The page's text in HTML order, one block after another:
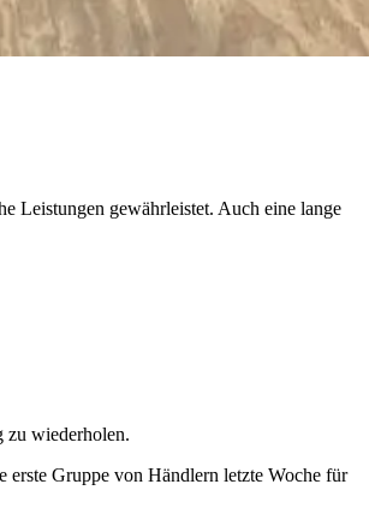
Leistungen gewährleistet. Auch eine lange
zu wiederholen.
erste Gruppe von Händlern letzte Woche für